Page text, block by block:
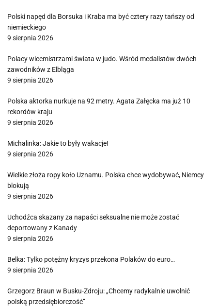
Polski napęd dla Borsuka i Kraba ma być cztery razy tańszy od
niemieckiego
9 sierpnia 2026
Polacy wicemistrzami świata w judo. Wśród medalistów dwóch
zawodników z Elbląga
9 sierpnia 2026
Polska aktorka nurkuje na 92 metry. Agata Załęcka ma już 10
rekordów kraju
9 sierpnia 2026
Michalinka: Jakie to były wakacje!
9 sierpnia 2026
Wielkie złoża ropy koło Uznamu. Polska chce wydobywać, Niemcy
blokują
9 sierpnia 2026
Uchodźca skazany za napaści seksualne nie może zostać
deportowany z Kanady
9 sierpnia 2026
Belka: Tylko potężny kryzys przekona Polaków do euro…
9 sierpnia 2026
Grzegorz Braun w Busku-Zdroju: „Chcemy radykalnie uwolnić
polską przedsiębiorczość”